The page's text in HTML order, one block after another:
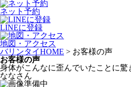
ネット予約
LINEに登録
地図・アクセス
バリンタイHOME > お客様の声
お客様の声
身体がこんなに歪んでいたことに驚
ななさん